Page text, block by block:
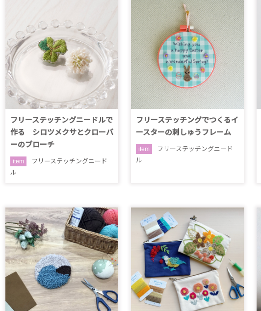
フリーステッチングニードルで
作る シロツメクサとクローバ
ーのブローチ
item
フリーステッチングニード
ル
フリーステッチングでつくるイ
ースターの刺しゅうフレーム
item
フリーステッチングニード
ル